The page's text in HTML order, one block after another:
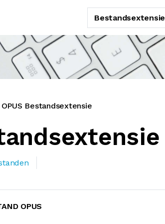
Bestandsextensie
OPUS Bestandsextensie
OPUS